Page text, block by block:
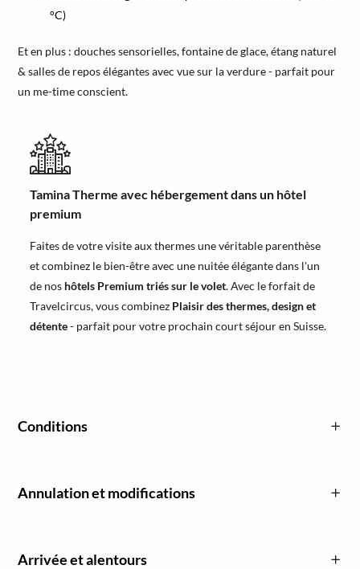
°C)
Et en plus : douches sensorielles, fontaine de glace, étang naturel
& salles de repos élégantes avec vue sur la verdure - parfait pour
un me-time conscient.
Tamina Therme avec hébergement dans un hôtel
premium
Faites de votre visite aux thermes une véritable parenthèse
et combinez le bien-être avec une nuitée élégante dans l'un
de nos hôtels Premium triés sur le volet. Avec le forfait de
Travelcircus, vous combinez Plaisir des thermes, design et
détente- parfait pour votre prochain court séjour en Suisse.
Conditions
Annulation et modifications
Arrivée et alentours